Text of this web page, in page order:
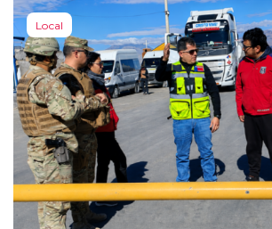
Local